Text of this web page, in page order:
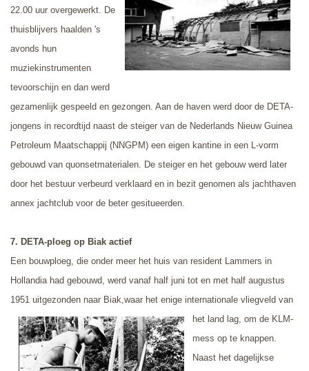
22.00 uur overgewerkt. De
thuisblijvers haalden 's
avonds hun
muziekinstrumenten
tevoorschijn en dan werd
gezamenlijk gespeeld en gezongen. Aan de haven werd door de DETA-
jongens in recordtijd naast de steiger van de Nederlands Nieuw Guinea
Petroleum Maatschappij (NNGPM) een eigen kantine in een L-vorm
gebouwd van quonsetmaterialen. De steiger en het gebouw werd later
door het bestuur verbeurd verklaard en in bezit genomen als jachthaven
annex jachtclub voor de beter gesitueerden.
7. DETA-ploeg op Biak actief
Een bouwploeg, die onder meer het huis van resident Lammers in
Hollandia had gebouwd, werd vanaf half juni tot en met half augustus
1951 uitgezonden naar Biak,waar het enige internationale vliegveld van
het land lag, om de KLM-
mess op te knappen.
Naast het dagelijkse